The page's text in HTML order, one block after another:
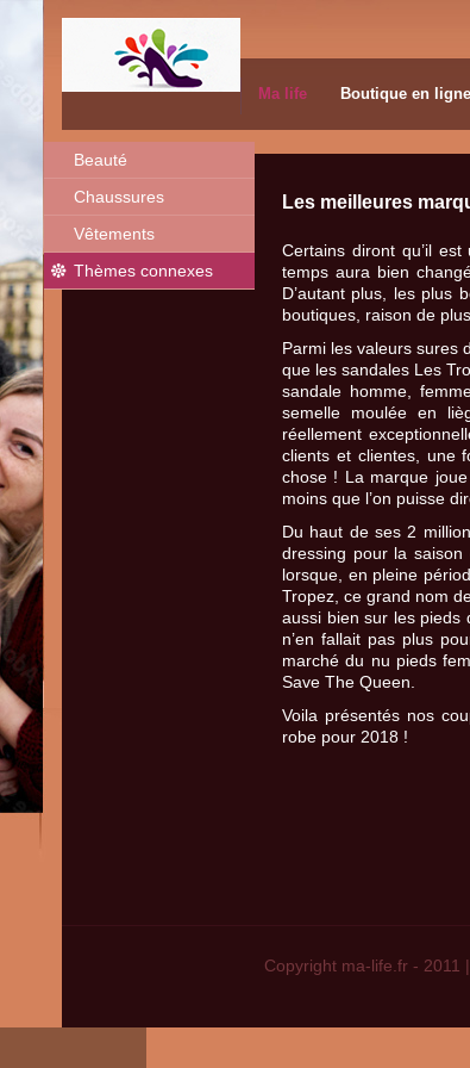
Ma life Boutique en ligne
Beauté
Chaussures
Vêtements
Thèmes connexes
Les meilleures
Certains diront qu’il
temps aura bien
D’autant plus, les plus
boutiques, raison de
Parmi les valeurs sures
que les sandales Les
sandale homme,
semelle moulée en
réellement
clients et clientes, une
chose ! La marque
moins que l’on puisse
Du haut de ses 2
dressing pour la saison
lorsque, en pleine
Tropez, ce grand nom
aussi bien sur les pieds
n’en fallait pas plus
marché du nu pieds
Save The Queen.
Voila présentés nos
robe pour 2018 !
Copyright ma-life.fr - 2011 |